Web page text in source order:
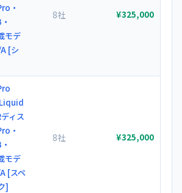
・
モデ
[シ
8社 ¥325,000
ィス
・
モデ
[スペ
]
8社 ¥325,000